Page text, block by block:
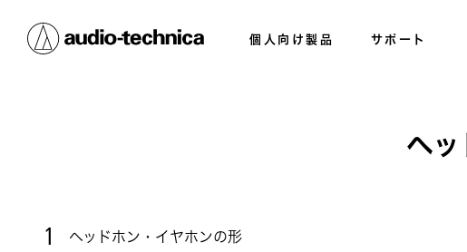
個人向け製品 サポート
ヘ
1 ヘッドホン・イヤホンの形